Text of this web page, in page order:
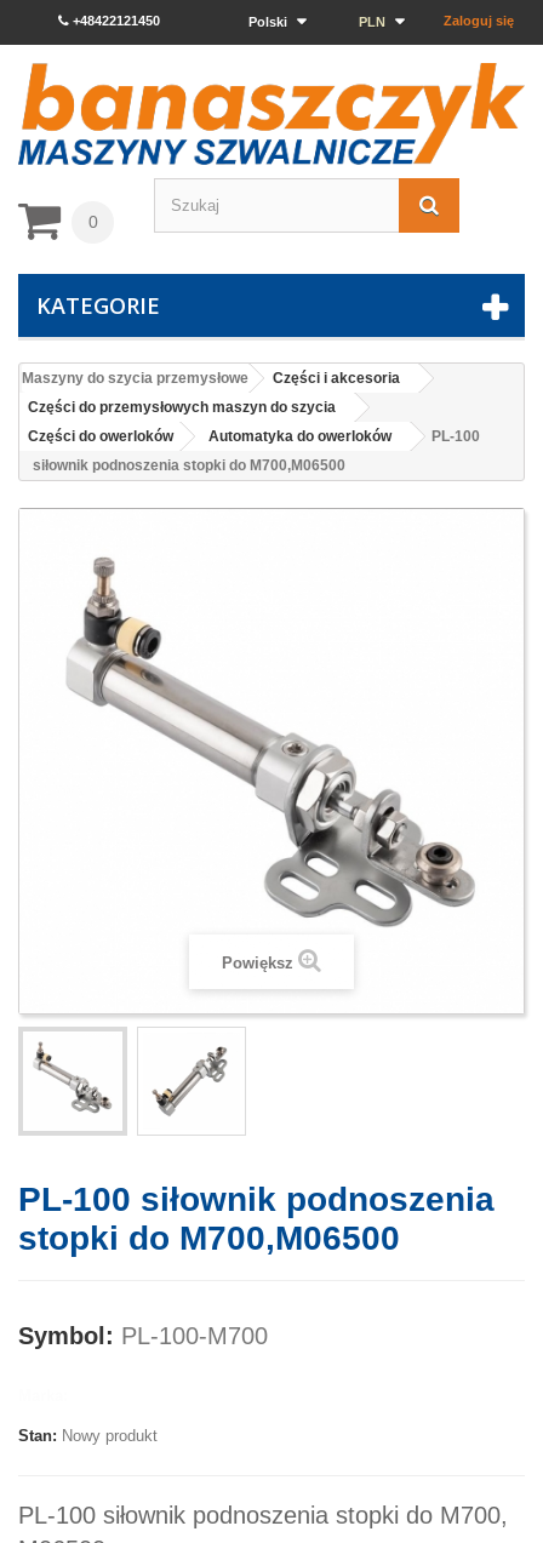
Zaloguj się
PLN
Polski
+48422121450
0
KATEGORIE
Maszyny do szycia przemysłowe
Części i akcesoria
Części do przemysłowych maszyn do szycia
Części do owerloków
Automatyka do owerloków
PL-100
siłownik podnoszenia stopki do M700,M06500
Powiększ
PL-100 siłownik podnoszenia
stopki do M700,M06500
Symbol: PL-100-M700
Stan: Nowy produkt
PL-100 siłownik podnoszenia stopki do M700,